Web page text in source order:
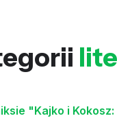
"Kajko i Kokosz: